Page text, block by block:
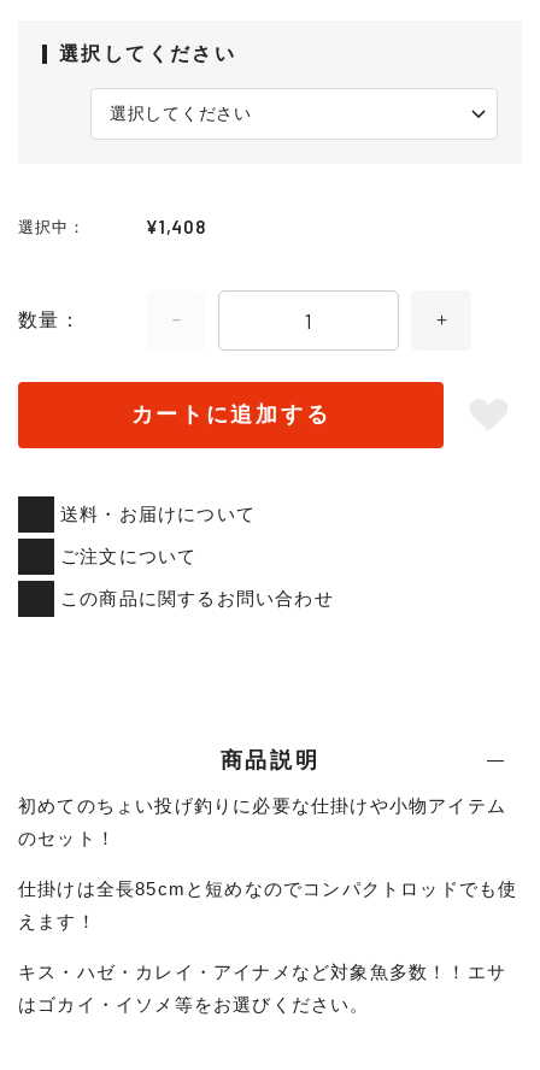
選択してください
選択中 ¥1,408
数量
カートに追加する
送料・お届けについて
ご注文について
この商品に関するお問い合わせ
商品説明
初めてのちょい投げ釣りに必要な仕掛けや小物アイテム
のセット！
仕掛けは全長85cmと短めなのでコンパクトロッドでも使
えます！
キス・ハゼ・カレイ・アイナメなど対象魚多数！！エサ
はゴカイ・イソメ等をお選びください。